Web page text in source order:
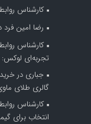
کارشناس
رضا امین فرد
کارشناس
تجربه‌ای
جباری در
گالری طلای
کارشناس
انتخاب برای